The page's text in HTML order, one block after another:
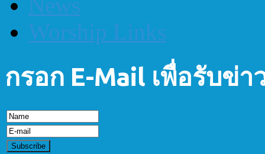
Worship Links
กรอก E-Mail เพื่อรับข่า